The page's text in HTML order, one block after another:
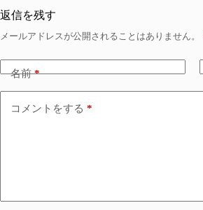
返信を残す
メールアドレスが公開されることはありません。
名前*
コメントをする *